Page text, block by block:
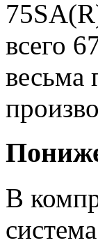
всего
весьма
В